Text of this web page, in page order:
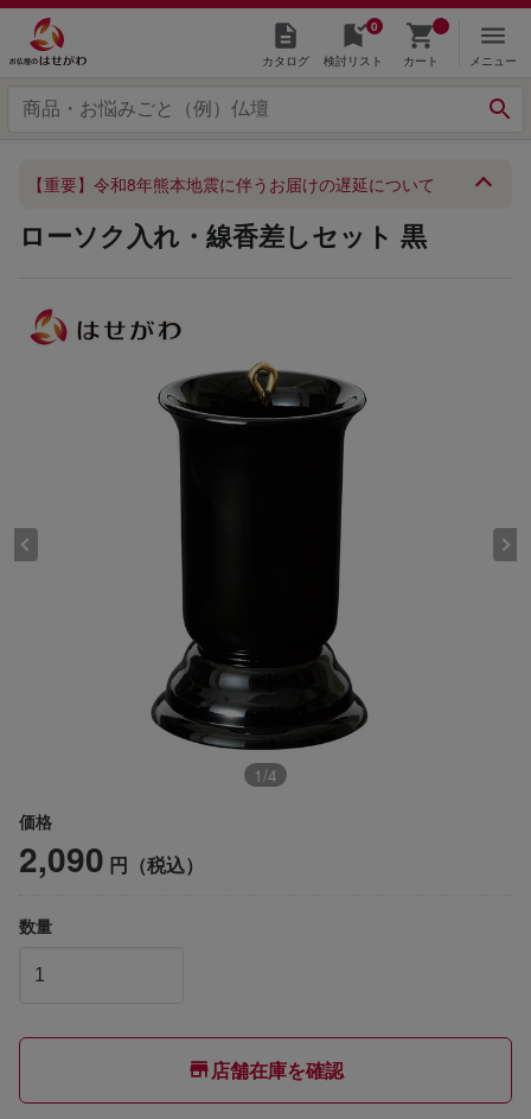
カタログ
0
検討リスト カート メニュー
【重要】令和8年熊本地震に伴うお届けの遅延について
ローソク入れ・線香差しセット 黒
1/4
価格
2,090 円（税込）
数量
店舗在庫を確認